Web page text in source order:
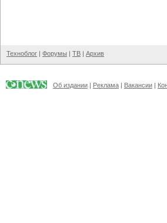
Техноблог | Форумы | ТВ | Архив
Об издании | Реклама | Вакансии |